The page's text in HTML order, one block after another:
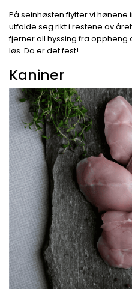
På seinhøsten flytter vi hønene
utfolde seg rikt i restene av
fjerner all hyssing fra oppheng
løs. Da er det fest!
Kaniner